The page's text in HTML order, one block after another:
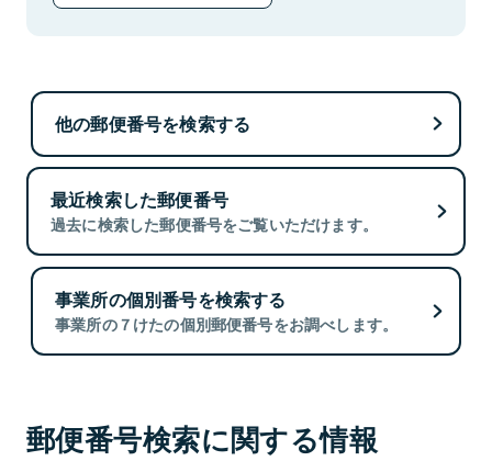
他の郵便番号を検索する
最近検索した郵便番号
過去に検索した郵便番号をご覧いただけます。
事業所の個別番号を検索する
事業所の７けたの個別郵便番号をお調べします。
郵便番号検索に関する情報